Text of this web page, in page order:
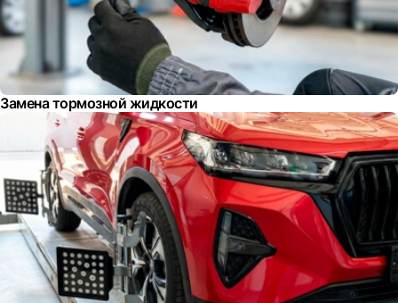
Замена тормозной жидкости